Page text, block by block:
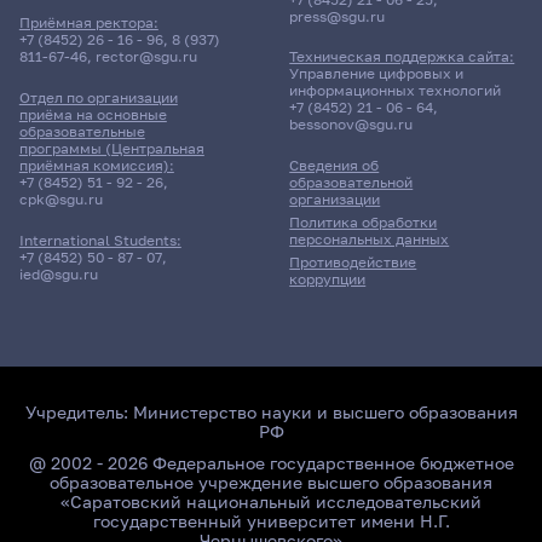
Поиск по ключевым словам
Главные
Приёмная ректора:
+7 (8452) 26 - 16 - 96, 8 (937)
811-67-46, rector@sgu.ru
Отдел по организации
приёма на основные
образовательные
программы (Центральная
приёмная комиссия):
+7 (8452) 51 - 92 - 26,
cpk@sgu.ru
International Students:
+7 (8452) 50 - 87 - 07,
ied@sgu.ru
Сведения об
образовательной
организации
Политика обработки
персональных данных
Противодействие
коррупции
press@sgu.ru
Техническая поддержка сайта:
Управление цифровых и
информационных технологий
+7 (8452) 21 - 06 - 64,
bessonov@sgu.ru
Учредитель: Министерство науки и высшего образования
РФ
@ 2002 - 2026 Федеральное государственное бюджетное
образовательное учреждение высшего образования
«Саратовский национальный исследовательский
государственный университет имени Н.Г.